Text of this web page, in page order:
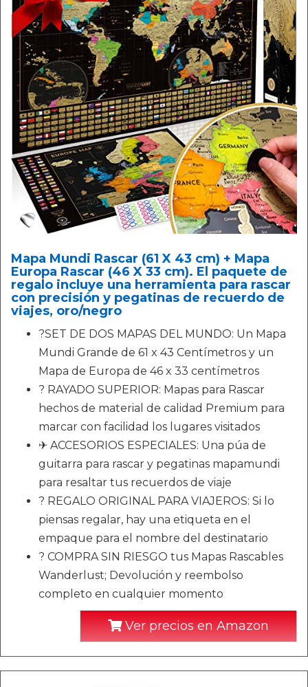
Mapa Mundi Rascar (61 X 43 cm) + Mapa
Europa Rascar (46 X 33 cm). El paquete de
regalo incluye una herramienta para rascar
con precisión y pegatinas de recuerdo de
viajes, oro/negro
?SET DE DOS MAPAS DEL MUNDO: Un Mapa
Mundi Grande de 61 x 43 Centímetros y un
Mapa de Europa de 46 x 33 centímetros
? RAYADO SUPERIOR: Mapas para Rascar
hechos de material de calidad Premium para
marcar con facilidad los lugares visitados
✈ ACCESORIOS ESPECIALES: Una púa de
guitarra para rascar y pegatinas mapamundi
para resaltar tus recuerdos de viaje
? REGALO ORIGINAL PARA VIAJEROS: Si lo
piensas regalar, hay una etiqueta en el
empaque para el nombre del destinatario
? COMPRA SIN RIESGO tus Mapas Rascables
Wanderlust; Devolución y reembolso
completo en cualquier momento
Ver precios en Amazon